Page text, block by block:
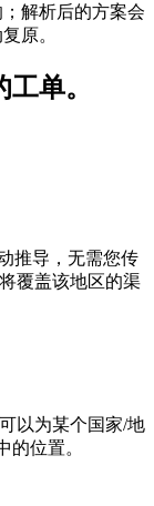
解析后的方案会
原。
单。
推导，无需您传
覆盖该地区的渠
以为某个国家/地
的位置。